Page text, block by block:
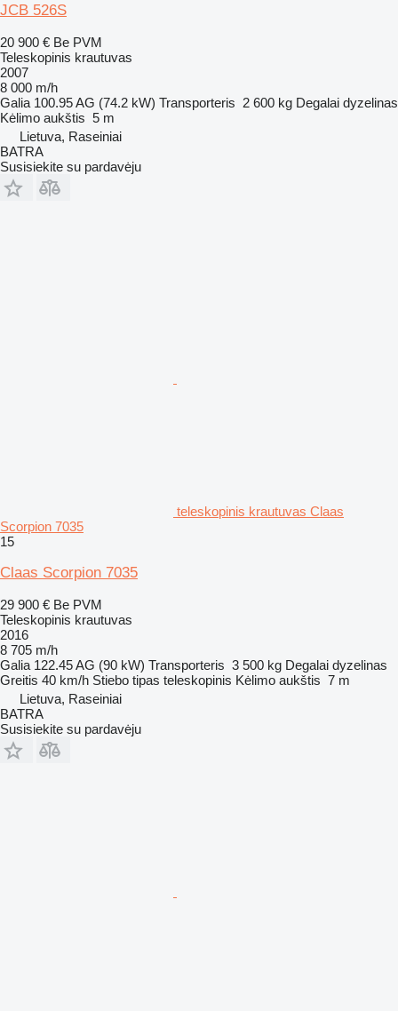
JCB 526S
20 900 € Be PVM
Teleskopinis krautuvas
2007
8 000 m/h
Galia 100.95 AG (74.2 kW) Transporteris 2 600 kg Degalai dyzelinas
Kėlimo aukštis 5 m
Lietuva, Raseiniai
BATRA
Susisiekite su pardavėju
teleskopinis krautuvas Claas
Scorpion 7035
15
Claas Scorpion 7035
29 900 € Be PVM
Teleskopinis krautuvas
2016
8 705 m/h
Galia 122.45 AG (90 kW) Transporteris 3 500 kg Degalai dyzelinas
Greitis 40 km/h Stiebo tipas teleskopinis Kėlimo aukštis 7 m
Lietuva, Raseiniai
BATRA
Susisiekite su pardavėju